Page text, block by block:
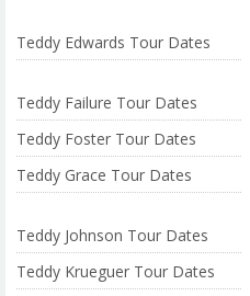
Teddy Edwards Tour Dates
Teddy Failure Tour Dates
Teddy Foster Tour Dates
Teddy Grace Tour Dates
Teddy Johnson Tour Dates
Teddy Krueguer Tour Dates